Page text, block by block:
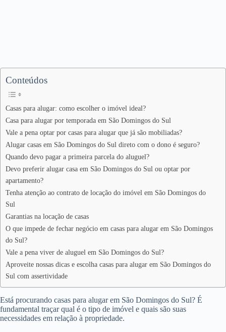
Conteúdos
Casas para alugar: como escolher o imóvel ideal?
Casa para alugar por temporada em São Domingos do Sul
Vale a pena optar por casas para alugar que já são mobiliadas?
Alugar casas em São Domingos do Sul direto com o dono é seguro?
Quando devo pagar a primeira parcela do aluguel?
Devo preferir alugar casa em São Domingos do Sul ou optar por
apartamento?
Tenha atenção ao contrato de locação do imóvel em São Domingos do
Sul
Garantias na locação de casas
O que impede de fechar negócio em casas para alugar em São Domingos
do Sul?
Vale a pena viver de aluguel em São Domingos do Sul?
Aproveite nossas dicas e escolha casas para alugar em São Domingos do
Sul com assertividade
Está procurando casas para alugar em São Domingos do Sul? É
fundamental traçar qual é o tipo de imóvel e quais são suas
necessidades em relação à propriedade.